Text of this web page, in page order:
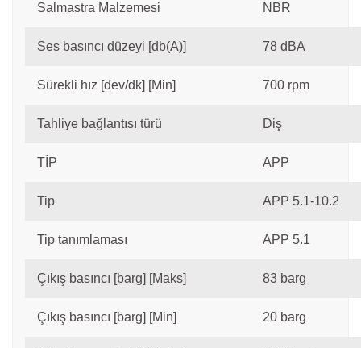
Salmastra Malzemesi NBR
Ses basıncı düzeyi [db(A)] 78 dBA
Sürekli hız [dev/dk] [Min] 700 rpm
Tahliye bağlantısı türü Diş
TİP APP
Tip APP 5.1-10.2
Tip tanımlaması APP 5.1
Çıkış basıncı [barg] [Maks] 83 barg
Çıkış basıncı [barg] [Min] 20 barg